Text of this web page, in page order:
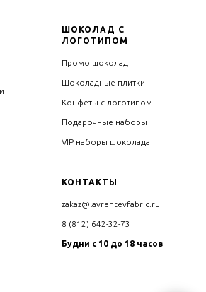
ШОКОЛАД С
ЛОГОТИПОМ
Промо шоколад
Шоколадные плитки
Конфеты с логотипом
Подарочные наборы
VIP наборы шоколада
КОНТАКТЫ
zakaz@lavrentevfabric.ru
8 (812) 642-32-73
Будни с 10 до 18 часов